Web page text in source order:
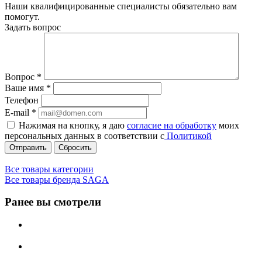
Наши квалифицированные специалисты обязательно вам
помогут.
Задать вопрос
Вопрос *
Ваше имя *
Телефон
E-mail *
Нажимая на кнопку, я даю согласие на обработку моих
персональных данных в соответствии с Политикой
Сбросить
Все товары категории
Все товары бренда SAGA
Ранее вы смотрели